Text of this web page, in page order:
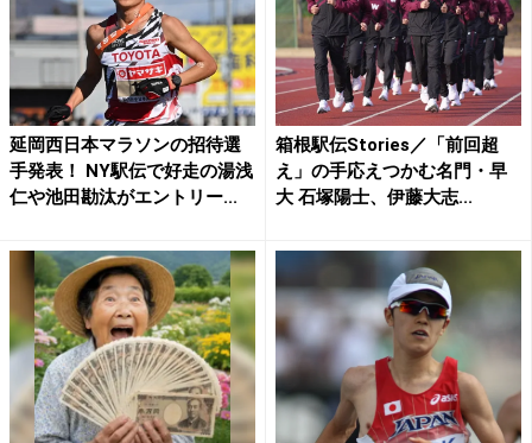
延岡西日本マラソンの招待選
手発表！ NY駅伝で好走の湯浅
仁や池田勘汰がエントリー...
箱根駅伝Stories／「前回超
え」の手応えつかむ名門・早
大 石塚陽士、伊藤大志...